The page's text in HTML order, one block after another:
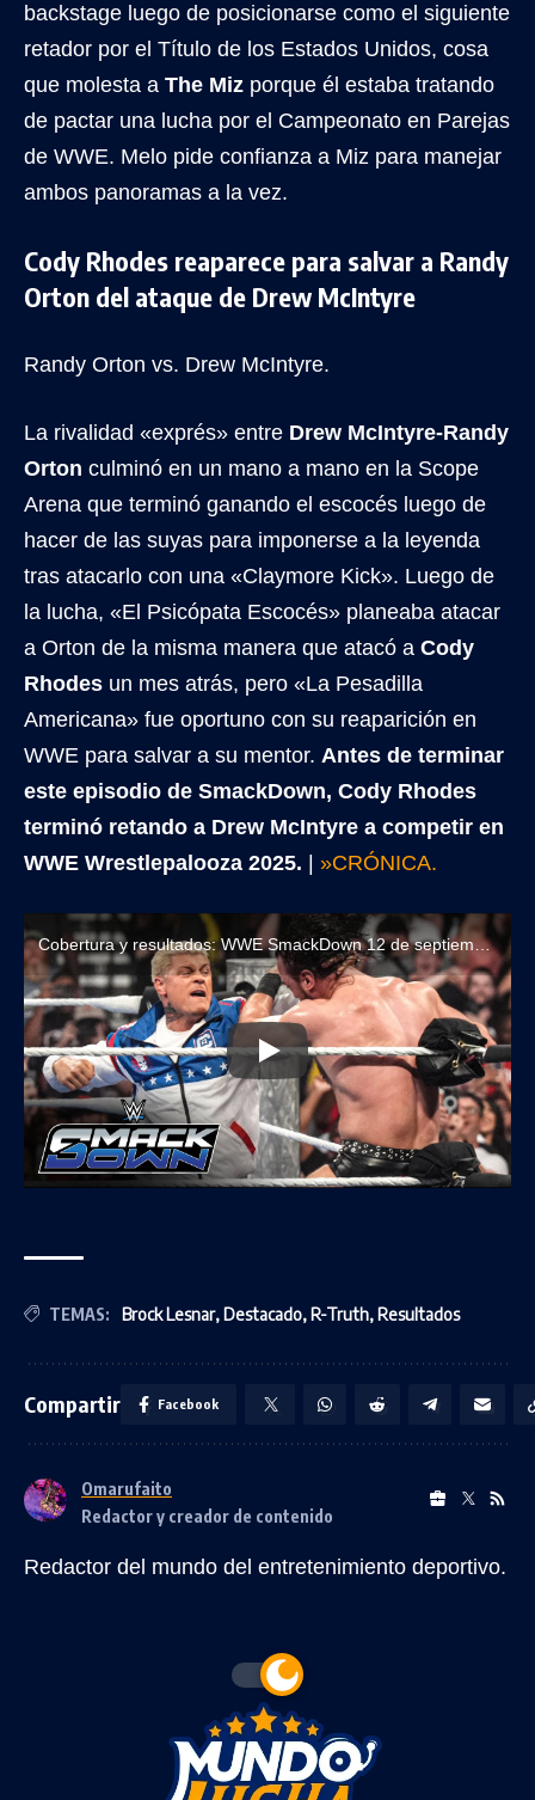
backstage luego de posicionarse como el siguiente
retador por el Título de los Estados Unidos, cosa
que molesta a The Miz porque él estaba tratando
de pactar una lucha por el Campeonato en Parejas
de WWE. Melo pide confianza a Miz para manejar
ambos panoramas a la vez.
Cody Rhodes reaparece para salvar a Randy
Orton del ataque de Drew McIntyre
Randy Orton vs. Drew McIntyre.
La rivalidad «exprés» entre Drew McIntyre-Randy
Orton culminó en un mano a mano en la Scope
Arena que terminó ganando el escocés luego de
hacer de las suyas para imponerse a la leyenda
tras atacarlo con una «Claymore Kick». Luego de
la lucha, «El Psicópata Escocés» planeaba atacar
a Orton de la misma manera que atacó a Cody
Rhodes un mes atrás, pero «La Pesadilla
Americana» fue oportuno con su reaparición en
WWE para salvar a su mentor. Antes de terminar
este episodio de SmackDown, Cody Rhodes
terminó retando a Drew McIntyre a competir en
WWE Wrestlepalooza 2025.
»CRÓNICA.
Cobertura y resultados: WWE SmackDown 12 de septiembre de 2025
TEMAS: Brock Lesnar,Destacado,R-Truth,Resultados
Compartir Facebook
Omarufaito
Redactor y creador de contenido
Redactor del mundo del entretenimiento deportivo.